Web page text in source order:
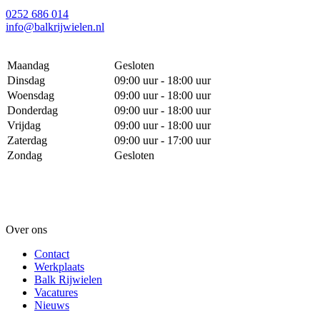
0252 686 014
info@balkrijwielen.nl
Maandag
Gesloten
Dinsdag
09:00 uur - 18:00 uur
Woensdag
09:00 uur - 18:00 uur
Donderdag
09:00 uur - 18:00 uur
Vrijdag
09:00 uur - 18:00 uur
Zaterdag
09:00 uur - 17:00 uur
Zondag
Gesloten
Over ons
Contact
Werkplaats
Balk Rijwielen
Vacatures
Nieuws